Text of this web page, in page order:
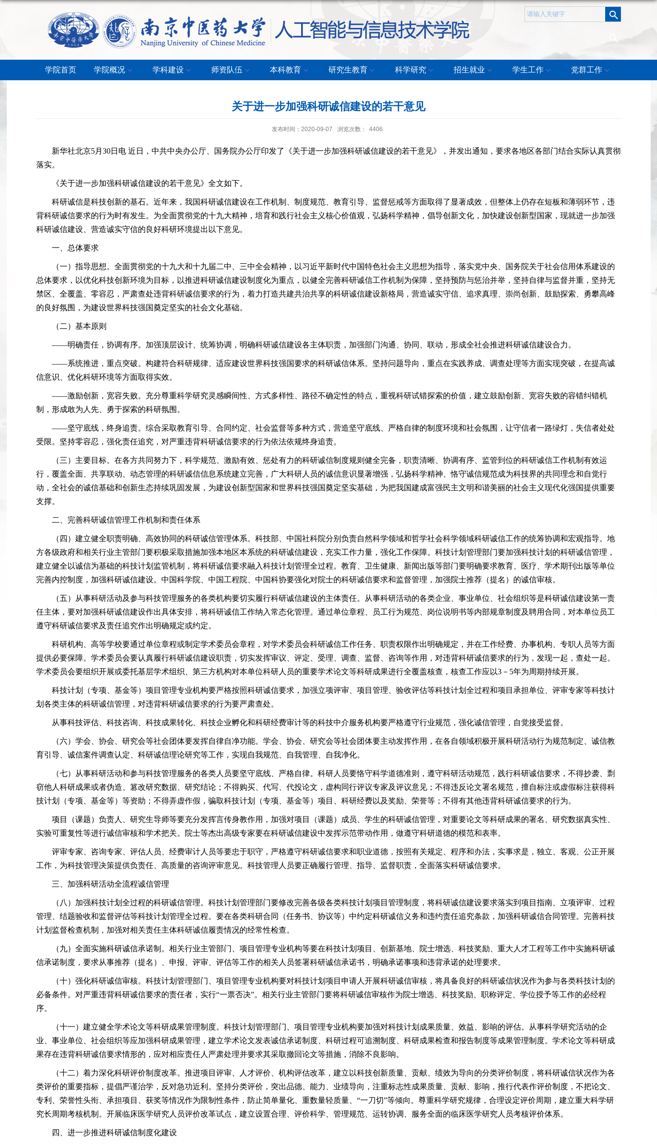
学院首页 学院概况 学科建设 师资队伍 本科教育 研究生教育 科学研究 招生就业 学生工作 党群工作
关于进一步加强科研诚信建设的若干意见
发布时间：2020-09-07 浏览次数： 4406
新华社北京5月 30日电 近日，中共中央办公厅、国务院办公厅印发了《关于进一步加强科研诚信建设的若干意见》，并发出通知，要求各地区各部门结合实际认真贯彻
落实。
《关于进一步加强科研诚信建设的若干意见》全文如下。
科研诚信是科技创新的基石。近年来，我国科研诚信建设在工作机制、制度规范、教育引导、监督惩戒等方面取得了显著成效，但整体上仍存在短板和薄弱环节，违
背科研诚信要求的行为时有发生。为全面贯彻党的十九大精神，培育和践行社会主义核心价值观，弘扬科学精神，倡导创新文化，加快建设创新型国家，现就进一步加强
科研诚信建设、营造诚实守信的良好科研环境提出以下意见。
一、总体要求
（一）指导思想。全面贯彻党的十九大和十九届二中、三中全会精神，以习近平新时代中国特色社会主义思想为指导，落实党中央、国务院关于社会信用体系建设的
总体要求，以优化科技创新环境为目标，以推进科研诚信建设制度化为重点，以健全完善科研诚信工作机制为保障，坚持预防与惩治并举，坚持自律与监督并重，坚持无
禁区、全覆盖、零容忍，严肃查处违背科研诚信要求的行为，着力打造共建共治共享的科研诚信建设新格局，营造诚实守信、追求真理、崇尚创新、鼓励探索、勇攀高峰
的良好氛围，为建设世界科技强国奠定坚实的社会文化基础。
（二）基本原则
——明确责任，协调有序。加强顶层设计、统筹协调，明确科研诚信建设各主体职责，加强部门沟通、协同、联动，形成全社会推进科研诚信建设合力。
——系统推进，重点突破。构建符合科研规律、适应建设世界科技强国要求的科研诚信体系。坚持问题导向，重点在实践养成、调查处理等方面实现突破，在提高诚
信意识、优化科研环境等方面取得实效。
——激励创新，宽容失败。充分尊重科学研究灵感瞬间性、方式多样性、路径不确定性的特点，重视科研试错探索的价值，建立鼓励创新、宽容失败的容错纠错机
制，形成敢为人先、勇于探索的科研氛围。
——坚守底线，终身追责。综合采取教育引导、合同约定、社会监督等多种方式，营造坚守底线、严格自律的制度环境和社会氛围，让守信者一路绿灯，失信者处处
受限。坚持零容忍，强化责任追究，对严重违背科研诚信要求的行为依法依规终身追责。
（三）主要目标。在各方共同努力下，科学规范、激励有效、惩处有力的科研诚信制度规则健全完备，职责清晰、协调有序、监管到位的科研诚信工作机制有效运
行，覆盖全面、共享联动、动态管理的科研诚信信息系统建立完善，广大科研人员的诚信意识显著增强，弘扬科学精神、恪守诚信规范成为科技界的共同理念和自觉行
动，全社会的诚信基础和创新生态持续巩固发展，为建设创新型国家和世界科技强国奠定坚实基础，为把我国建成富强民主文明和谐美丽的社会主义现代化强国提供重要
支撑。
二、完善科研诚信管理工作机制和责任体系
（四）建立健全职责明确、高效协同的科研诚信管理体系。科技部、中国社科院分别负责自然科学领域和哲学社会科学领域科研诚信工作的统筹协调和宏观指导。地
方各级政府和相关行业主管部门要积极采取措施加强本地区本系统的科研诚信建设，充实工作力量，强化工作保障。科技计划管理部门要加强科技计划的科研诚信管理，
建立健全以诚信为基础的科技计划监管机制，将科研诚信要求融入科技计划管理全过程。教育、卫生健康、新闻出版等部门要明确要求教育、医疗、学术期刊出版等单位
完善内控制度，加强科研诚信建设。中国科学院、中国工程院、中国科协要强化对院士的科研诚信要求和监督管理，加强院士推荐（提名）的诚信审核。
（五）从事科研活动及参与科技管理服务的各类机构要切实履行科研诚信建设的主体责任。从事科研活动的各类企业、事业单位、社会组织等是科研诚信建设第一责
任主体，要对加强科研诚信建设作出具体安排，将科研诚信工作纳入常态化管理。通过单位章程、员工行为规范、岗位说明书等内部规章制度及聘用合同，对本单位员工
遵守科研诚信要求及责任追究作出明确规定或约定。
科研机构、高等学校要通过单位章程或制定学术委员会章程，对学术委员会科研诚信工作任务、职责权限作出明确规定，并在工作经费、办事机构、专职人员等方面
提供必要保障。学术委员会要认真履行科研诚信建设职责，切实发挥审议、评定、受理、调查、监督、咨询等作用，对违背科研诚信要求的行为，发现一起，查处一起。
学术委员会要组织开展或委托基层学术组织、第三方机构对本单位科研人员的重要学术论文等科研成果进行全覆盖核查，核查工作应以3－ 5年为周期持续开展。
科技计划（专项、基金等）项目管理专业机构要严格按照科研诚信要求，加强立项评审、项目管理、验收评估等科技计划全过程和项目承担单位、评审专家等科技计
划各类主体的科研诚信管理，对违背科研诚信要求的行为要严肃查处。
从事科技评估、科技咨询、科技成果转化、科技企业孵化和科研经费审计等的科技中介服务机构要严格遵守行业规范，强化诚信管理，自觉接受监督。
（六）学会、协会、研究会等社会团体要发挥自律自净功能。学会、协会、研究会等社会团体要主动发挥作用，在各自领域积极开展科研活动行为规范制定、诚信教
育引导、诚信案件调查认定、科研诚信理论研究等工作，实现自我规范、自我管理、自我净化。
（七）从事科研活动和参与科技管理服务的各类人员要坚守底线、严格自律。科研人员要恪守科学道德准则，遵守科研活动规范，践行科研诚信要求，不得抄袭、剽
窃他人科研成果或者伪造、篡改研究数据、研究结论；不得购买、代写、代投论文，虚构同行评议专家及评议意见；不得违反论文署名规范，擅自标注或虚假标注获得科
技计划（专项、基金等）等资助；不得弄虚作假，骗取科技计划（专项、基金等）项目、科研经费以及奖励、荣誉等；不得有其他违背科研诚信要求的行为。
项目（课题）负责人、研究生导师等要充分发挥言传身教作用，加强对项目（课题）成员、学生的科研诚信管理，对重要论文等科研成果的署名、研究数据真实性、
实验可重复性等进行诚信审核和学术把关。院士等杰出高级专家要在科研诚信建设中发挥示范带动作用，做遵守科研道德的模范和表率。
评审专家、咨询专家、评估人员、经费审计人员等要忠于职守，严格遵守科研诚信要求和职业道德，按照有关规定、程序和办法，实事求是，独立、客观、公正开展
工作，为科技管理决策提供负责任、高质量的咨询评审意见。科技管理人员要正确履行管理、指导、监督职责，全面落实科研诚信要求。
三、加强科研活动全流程诚信管理
（八）加强科技计划全过程的科研诚信管理。科技计划管理部门要修改完善各级各类科技计划项目管理制度，将科研诚信建设要求落实到项目指南、立项评审、过程
管理、结题验收和监督评估等科技计划管理全过程。要在各类科研合同（任务书、协议等）中约定科研诚信义务和违约责任追究条款，加强科研诚信合同管理。完善科技
计划监督检查机制，加强对相关责任主体科研诚信履责情况的经常性检查。
（九）全面实施科研诚信承诺制。相关行业主管部门、项目管理专业机构等要在科技计划项目、创新基地、院士增选、科技奖励、重大人才工程等工作中实施科研诚
信承诺制度，要求从事推荐（提名）、申报、评审、评估等工作的相关人员签署科研诚信承诺书，明确承诺事项和违背承诺的处理要求。
（十）强化科研诚信审核。科技计划管理部门、项目管理专业机构要对科技计划项目申请人开展科研诚信审核，将具备良好的科研诚信状况作为参与各类科技计划的
必备条件。对严重违背科研诚信要求的责任者，实行“一票否决”。相关行业主管部门要将科研诚信审核作为院士增选、科技奖励、职称评定、学位授予等工作的必经程
序。
（十一）建立健全学术论文等科研成果管理制度。科技计划管理部门、项目管理专业机构要加强对科技计划成果质量、效益、影响的评估。从事科学研究活动的企
业、事业单位、社会组织等应加强科研成果管理，建立学术论文发表诚信承诺制度、科研过程可追溯制度、科研成果检查和报告制度等成果管理制度。学术论文等科研成
果存在违背科研诚信要求情形的，应对相应责任人严肃处理并要求其采取撤回论文等措施，消除不良影响。
（十二）着力深化科研评价制度改革。推进项目评审、人才评价、机构评估改革，建立以科技创新质量、贡献、绩效为导向的分类评价制度，将科研诚信状况作为各
类评价的重要指标，提倡严谨治学，反对急功近利。坚持分类评价，突出品德、能力、业绩导向，注重标志性成果质量、贡献、影响，推行代表作评价制度，不把论文、
专利、荣誉性头衔、承担项目、获奖等情况作为限制性条件，防止简单量化、重数量轻质量、“一刀切”等倾向。尊重科学研究规律，合理设定评价周期，建立重大科学研
究长周期考核机制。开展临床医学研究人员评价改革试点，建立设置合理、评价科学、管理规范、运转协调、服务全面的临床医学研究人员考核评价体系。
四、进一步推进科研诚信制度化建设